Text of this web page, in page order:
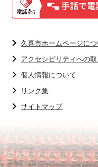
久喜市ホームページに
アクセシビリティへの
個人情報について
リンク集
サイトマップ